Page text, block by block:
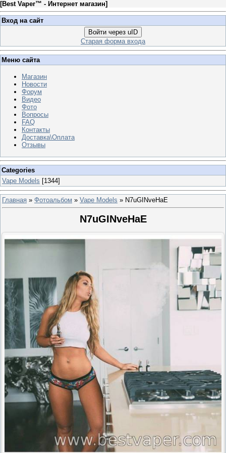
[Best Vaper™ - Интернет магазин]
Вход на сайт
Войти через uID
Старая форма входа
Меню сайта
Магазин
Новости
Форум
Видео
Фото
Вопросы
FAQ
Контакты
Доставка\Оплата
Отзывы
Categories
Vape Models [1344]
Главная » Фотоальбом » Vape Models » N7uGINveHaE
N7uGINveHaE